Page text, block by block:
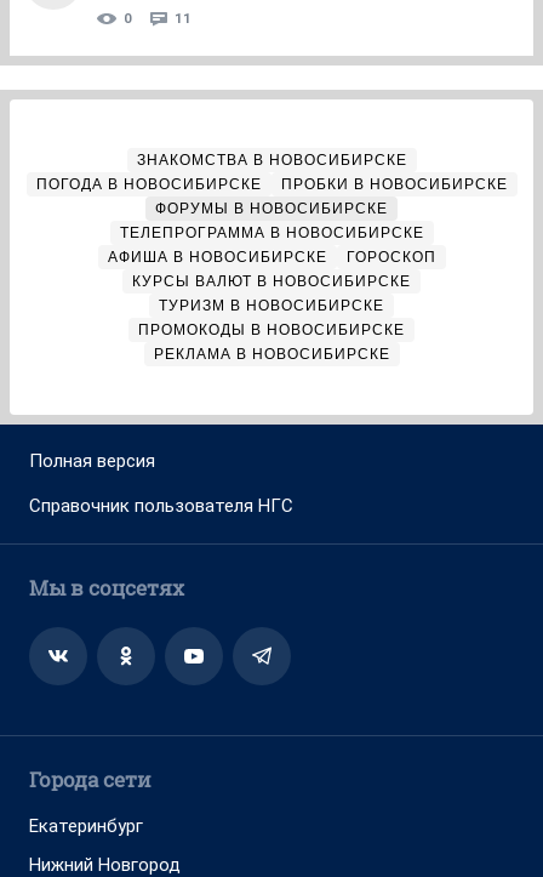
0 11
ЗНАКОМСТВА В НОВОСИБИРСКЕ
ПОГОДА В НОВОСИБИРСКЕ
ПРОБКИ В НОВОСИБИРСКЕ
ФОРУМЫ В НОВОСИБИРСКЕ
ТЕЛЕПРОГРАММА В НОВОСИБИРСКЕ
АФИША В НОВОСИБИРСКЕ
ГОРОСКОП
КУРСЫ ВАЛЮТ В НОВОСИБИРСКЕ
ТУРИЗМ В НОВОСИБИРСКЕ
ПРОМОКОДЫ В НОВОСИБИРСКЕ
РЕКЛАМА В НОВОСИБИРСКЕ
Полная версия
Справочник пользователя НГС
Мы в соцсетях
Города сети
Екатеринбург
Нижний Новгород